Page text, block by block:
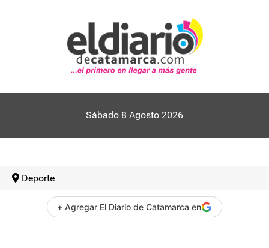
Sábado 8 Agosto 2026
Deporte
+ Agregar El Diario de Catamarca en